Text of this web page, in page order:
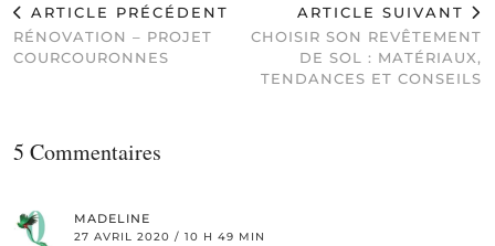
ARTICLE PRÉCÉDENT
RÉNOVATION – PROJET
COURCOURONNES
ARTICLE SUIVANT
CHOISIR SON REVÊTEMENT
DE SOL : MATÉRIAUX,
TENDANCES ET CONSEILS
5 Commentaires
MADELINE
27 AVRIL 2020 / 10 H 49 MIN